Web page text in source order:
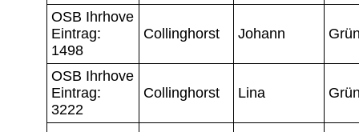
OSB Ihrhove
Eintrag:
1498
Collinghorst Johann
OSB Ihrhove
Eintrag:
3222
Collinghorst Lina